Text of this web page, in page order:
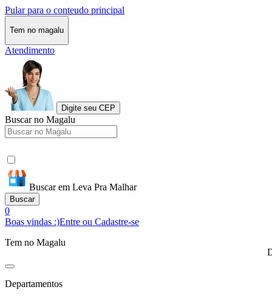
Pular para o conteudo principal
Tem no magalu
Atendimento
Digite seu CEP
Buscar no Magalu
Buscar em Leva Pra Malhar
Buscar
0
Boas vindas :)Entre ou Cadastre-se
Tem no Magalu
Departamentos